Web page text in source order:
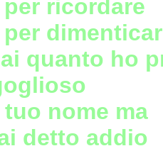
ricordare
quanto ho
nome ma
detto addio